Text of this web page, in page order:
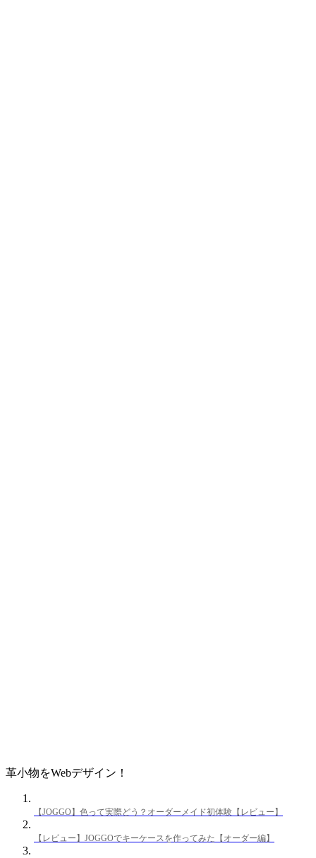
革小物をWebデザイン！
【JOGGO】色って実際どう？オーダーメイド初体験【レビュー】
【レビュー】JOGGOでキーケースを作ってみた【オーダー編】